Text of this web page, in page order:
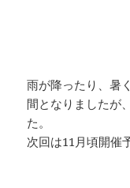
雨が降ったり、暑
間となりましたが
た。
次回は11月頃開催